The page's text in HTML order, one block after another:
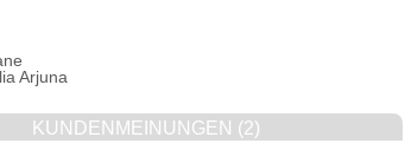
Arjuna
KUNDENMEINUNGEN (2)